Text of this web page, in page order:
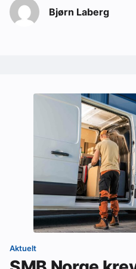
Bjørn Laberg
Aktuelt